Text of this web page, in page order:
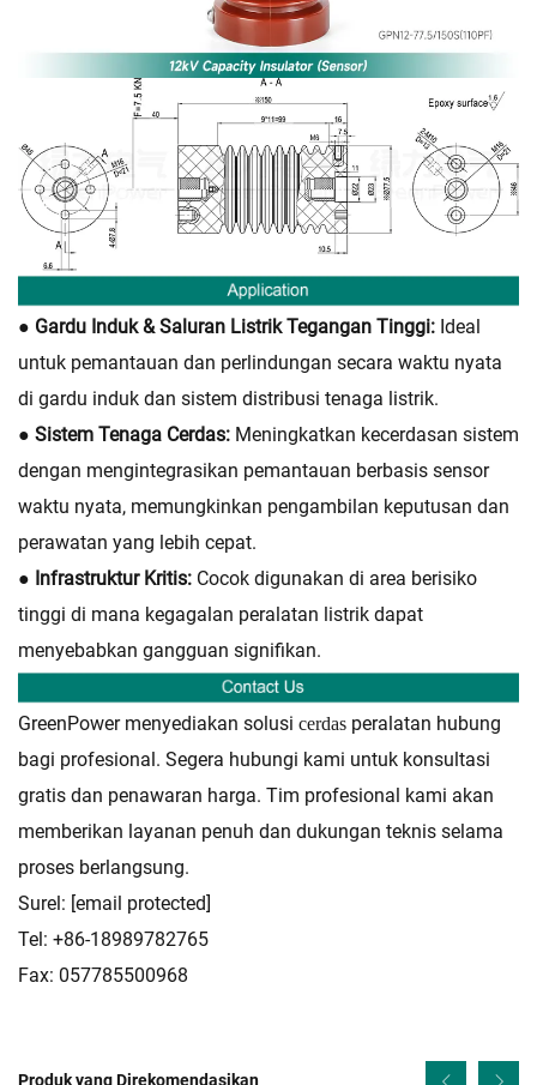
● Gardu Induk & Saluran Listrik Tegangan Tinggi: Ideal
untuk pemantauan dan perlindungan secara waktu nyata
di gardu induk dan sistem distribusi tenaga listrik.
● Sistem Tenaga Cerdas: Meningkatkan kecerdasan sistem
dengan mengintegrasikan pemantauan berbasis sensor
waktu nyata, memungkinkan pengambilan keputusan dan
perawatan yang lebih cepat.
● Infrastruktur Kritis: Cocok digunakan di area berisiko
tinggi di mana kegagalan peralatan listrik dapat
menyebabkan gangguan signifikan.
GreenPower menyediakan solusi cerdas peralatan hubung
bagi profesional. Segera hubungi kami untuk konsultasi
gratis dan penawaran harga. Tim profesional kami akan
memberikan layanan penuh dan dukungan teknis selama
proses berlangsung.
Surel: [email protected]
Tel: +86-18989782765
Fax: 057785500968
Produk yang Direkomendasikan